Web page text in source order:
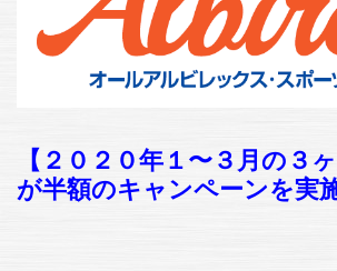
【２０２０年１〜３月の３
が半額のキャンペーンを実